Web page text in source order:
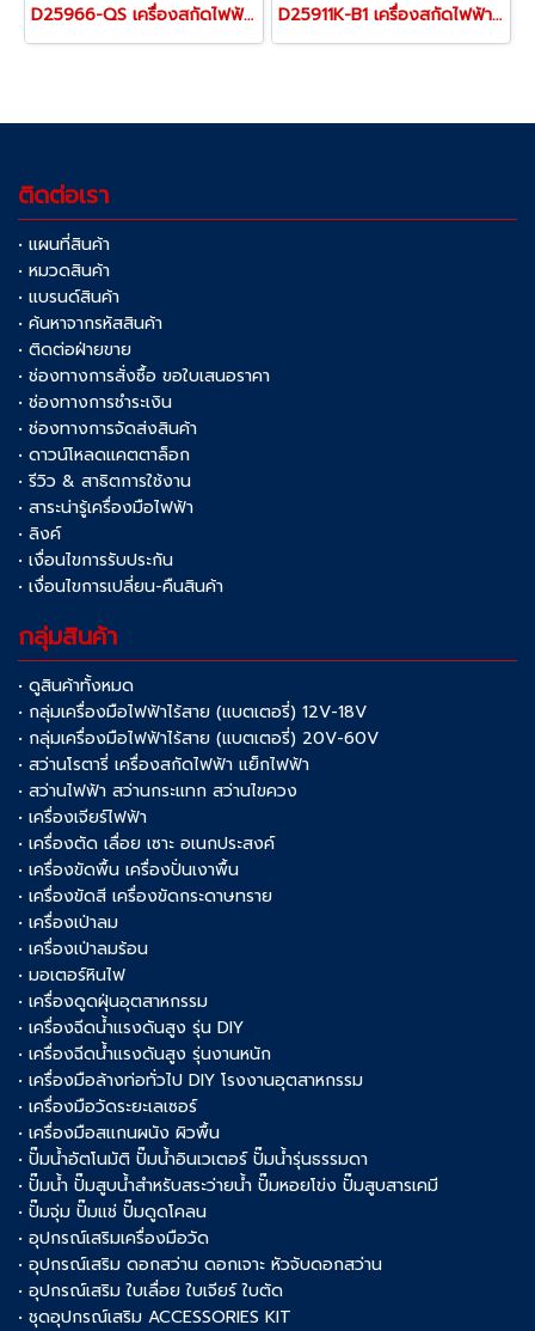
D25966-QS เครื่องสกัดไฟฟ้า (แย็กไฟฟ้า) 28 มม. / 16 กก SDS-MAX 1800 วัตต์ มอเตอร์ไร้แปรงถ่าน ปรับความเร็วรอบได้ มีระบบลดแรงสั่นสะเทือน "DEWALT" ดีวอลท์ D25911K-B1 เครื่องสกัดไฟฟ้า (แย็กไฟฟ้า) 12 กก. SDS-MAX 1700 วัตต์ มอเตอร์ไร้แปรงถ่าน ปรับความเร็วรอบได้ มีระบบลดแรงสั่นสะเทือน "DEWALT" ดีวอลท์
ติดต่อเรา
• แผนที่สินค้า
• หมวดสินค้า
• แบรนด์สินค้า
• ค้นหาจากรหัสสินค้า
• ติดต่อฝ่ายขาย
• ช่องทางการสั่งซื้อ ขอใบเสนอราคา
• ช่องทางการชำระเงิน
• ช่องทางการจัดส่งสินค้า
• ดาวน์โหลดแคตตาล็อก
• รีวิว & สาธิตการใช้งาน
• สาระน่ารู้เครื่องมือไฟฟ้า
• ลิงค์
• เงื่อนไขการรับประกัน
• เงื่อนไขการเปลี่ยน-คืนสินค้า
กลุ่มสินค้า
• ดูสินค้าทั้งหมด
• กลุ่มเครื่องมือไฟฟ้าไร้สาย (แบตเตอรี่) 12V-18V
• กลุ่มเครื่องมือไฟฟ้าไร้สาย (แบตเตอรี่) 20V-60V
• สว่านโรตารี่ เครื่องสกัดไฟฟ้า แย็กไฟฟ้า
• สว่านไฟฟ้า สว่านกระแทก สว่านไขควง
• เครื่องเจียร์ไฟฟ้า
• เครื่องตัด เลื่อย เซาะ อเนกประสงค์
• เครื่องขัดพื้น เครื่องปั่นเงาพื้น
• เครื่องขัดสี เครื่องขัดกระดาษทราย
• เครื่องเป่าลม
• เครื่องเป่าลมร้อน
• มอเตอร์หินไฟ
• เครื่องดูดฝุ่นอุตสาหกรรม
• เครื่องฉีดน้ำแรงดันสูง รุ่น DIY
• เครื่องฉีดน้ำแรงดันสูง รุ่นงานหนัก
• เครื่องมือล้างท่อทั่วไป DIY โรงงานอุตสาหกรรม
• เครื่องมือวัดระยะเลเซอร์
• เครื่องมือสแกนผนัง ผิวพื้น
• ปั๊มน้ำอัตโนมัติ ปั๊มน้ำอินเวเตอร์ ปั๊มน้ำรุ่นธรรมดา
• ปั๊มน้ำ ปั๊มสูบน้ำสำหรับสระว่ายน้ำ ปั๊มหอยโข่ง ปั๊มสูบสารเคมี
• ปั๊มจุ่ม ปั๊มแช่ ปั๊มดูดโคลน
• อุปกรณ์เสริมเครื่องมือวัด
• อุปกรณ์เสริม ดอกสว่าน ดอกเจาะ หัวจับดอกสว่าน
• อุปกรณ์เสริม ใบเลื่อย ใบเจียร์ ใบตัด
• ชุดอุปกรณ์เสริม ACCESSORIES KIT